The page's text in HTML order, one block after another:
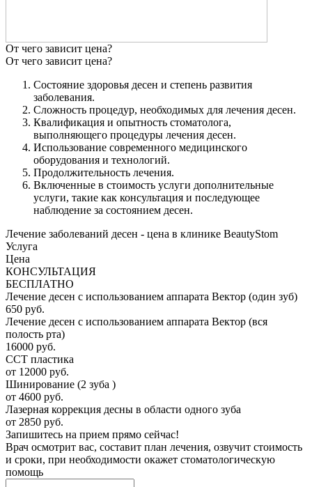
От чего зависит цена?
От чего зависит цена?
Состояние здоровья десен и степень развития
заболевания.
Сложность процедур, необходимых для лечения десен.
Квалификация и опытность стоматолога,
выполняющего процедуры лечения десен.
Использование современного медицинского
оборудования и технологий.
Продолжительность лечения.
Включенные в стоимость услуги дополнительные
услуги, такие как консультация и последующее
наблюдение за состоянием десен.
Лечение заболеваний десен - цена в клинике BeautyStom
Услуга
Цена
КОНСУЛЬТАЦИЯ
БЕСПЛАТНО
Лечение десен с использованием аппарата Вектор (один зуб)
650 руб.
Лечение десен с использованием аппарата Вектор (вся
полость рта)
16000 руб.
ССТ пластика
от 12000 руб.
Шинирование (2 зуба )
от 4600 руб.
Лазерная коррекция десны в области одного зуба
от 2850 руб.
Запишитесь на прием прямо сейчас!
Врач осмотрит вас, составит план лечения, озвучит стоимость
и сроки, при необходимости окажет стоматологическую
помощь